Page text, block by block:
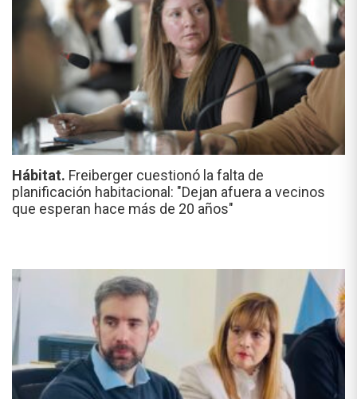
Hábitat. Freiberger cuestionó la falta de
planificación habitacional: "Dejan afuera a vecinos
que esperan hace más de 20 años"